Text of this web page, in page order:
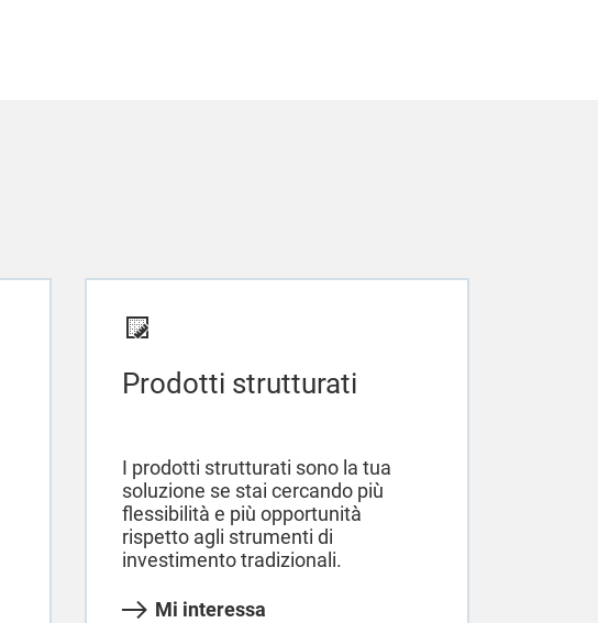
Prodotti strutturati
I prodotti strutturati sono la tua
soluzione se stai cercando più
flessibilità e più opportunità
rispetto agli strumenti di
investimento tradizionali.
Mi interessa